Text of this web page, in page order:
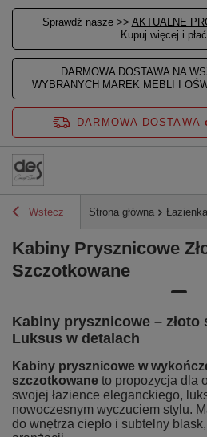
Sprawdź nasze >> AKTUALNE
Kupuj więcej i
DARMOWA DOSTAWA NA
WYBRANYCH MAREK MEBLI I
DARMOWA DOSTAWA
Wstecz Strona główna Łazienka
Kabiny Prysznicowe
Szczotkowane
Kabiny prysznicowe – złoto
Luksus w detalach
Kabiny prysznicowe w
szczotkowane to propozycja dla
swojej łazience eleganckiego,
nowoczesnym wyczuciem stylu.
do wnętrza ciepło i subtelny